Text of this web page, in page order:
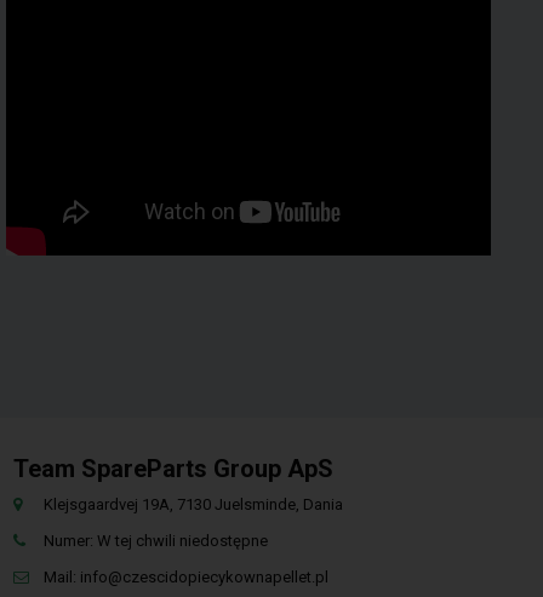
Team SpareParts Group ApS
Klejsgaardvej 19A, 7130 Juelsminde, Dania
Numer: W tej chwili niedostępne
Mail: info@czescidopiecykownapellet.pl